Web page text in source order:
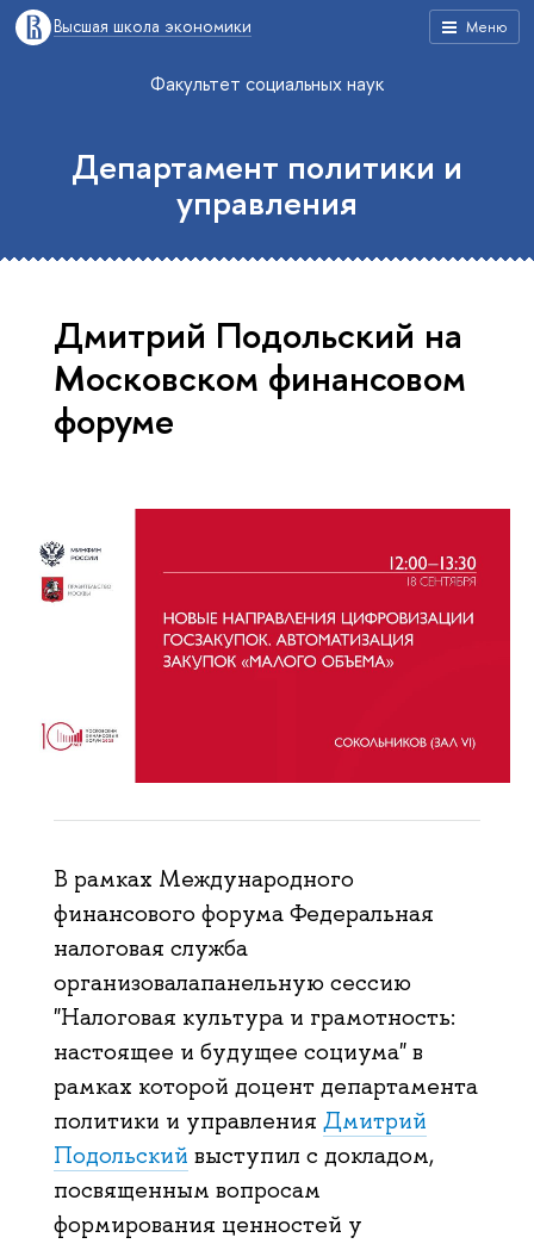
Меню
Высшая школа экономики
Факультет социальных наук
Департамент политики и
управления
Дмитрий Подольский на
Московском финансовом
форуме
В рамках Международного
финансового форума Федеральная
налоговая служба
организовалапанельную сессию
"Налоговая культура и грамотность:
настоящее и будущее социума" в
рамках которой доцент департамента
политики и управления Дмитрий
Подольский выступил с докладом,
посвященным вопросам
формирования ценностей у